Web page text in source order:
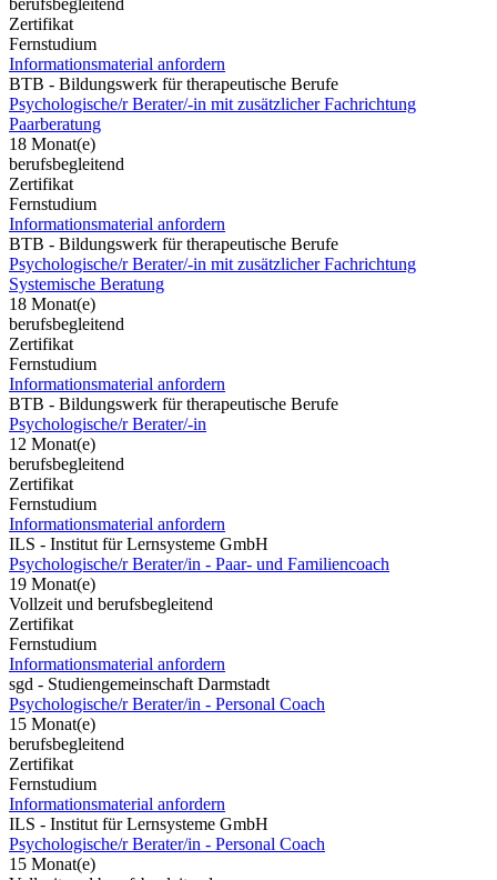
berufsbegleitend
Zertifikat
Fernstudium
Informationsmaterial anfordern
BTB - Bildungswerk für therapeutische Berufe
Psychologische/r Berater/-in mit zusätzlicher Fachrichtung
Paarberatung
18 Monat(e)
berufsbegleitend
Zertifikat
Fernstudium
Informationsmaterial anfordern
BTB - Bildungswerk für therapeutische Berufe
Psychologische/r Berater/-in mit zusätzlicher Fachrichtung
Systemische Beratung
18 Monat(e)
berufsbegleitend
Zertifikat
Fernstudium
Informationsmaterial anfordern
BTB - Bildungswerk für therapeutische Berufe
Psychologische/r Berater/-in
12 Monat(e)
berufsbegleitend
Zertifikat
Fernstudium
Informationsmaterial anfordern
ILS - Institut für Lernsysteme GmbH
Psychologische/r Berater/in - Paar- und Familiencoach
19 Monat(e)
Vollzeit und berufsbegleitend
Zertifikat
Fernstudium
Informationsmaterial anfordern
sgd - Studiengemeinschaft Darmstadt
Psychologische/r Berater/in - Personal Coach
15 Monat(e)
berufsbegleitend
Zertifikat
Fernstudium
Informationsmaterial anfordern
ILS - Institut für Lernsysteme GmbH
Psychologische/r Berater/in - Personal Coach
15 Monat(e)